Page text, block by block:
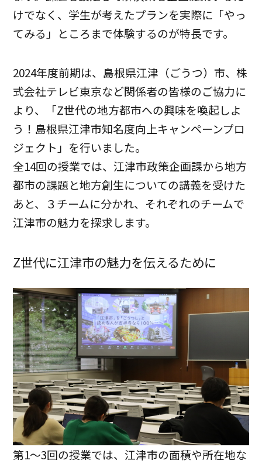
けでなく、学生が考えたプランを実際に「やっ
てみる」ところまで体験するのが特長です。
2024年度前期は、島根県江津（ごうつ）市、株
式会社テレビ東京など関係者の皆様のご協力に
より、「Z世代の地方都市への興味を喚起しよ
う！島根県江津市知名度向上キャンペーンプロ
ジェクト」を行いました。
全14回の授業では、江津市政策企画課から地方
都市の課題と地方創生についての講義を受けた
あと、３チームに分かれ、それぞれのチームで
江津市の魅力を探求します。
Z世代に江津市の魅力を伝えるために
第1～3回の授業では、江津市の面積や所在地な